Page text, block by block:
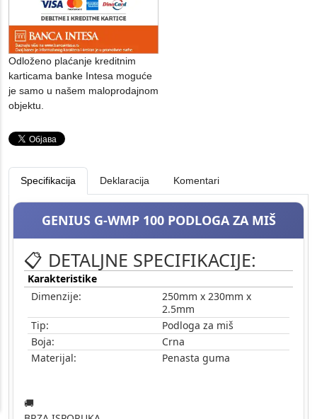
Odloženo plaćanje kreditnim
karticama banke Intesa moguće
je samo u našem maloprodajnom
objektu.
Specifikacija Deklaracija Komentari
GENIUS G-WMP 100 PODLOGA ZA MIŠ
📋 DETALJNE SPECIFIKACIJE:
Karakteristike
Dimenzije:
250mm x 230mm x
2.5mm
Tip:
Podloga za miš
Boja:
Crna
Materijal:
Penasta guma
🚚